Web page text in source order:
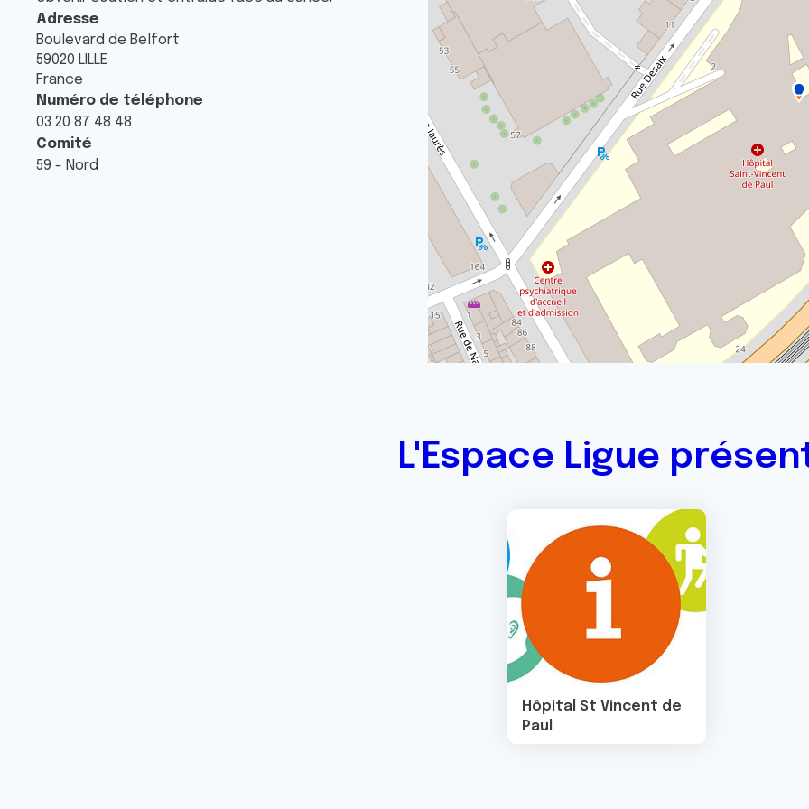
Adresse
Boulevard de Belfort
59020 LILLE
France
Numéro de téléphone
03 20 87 48 48
Comité
59 - Nord
L'Espace Ligue
Hôpital St Vincent de
Paul